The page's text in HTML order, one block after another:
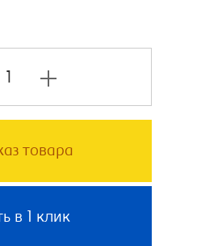
товара
в 1 клик